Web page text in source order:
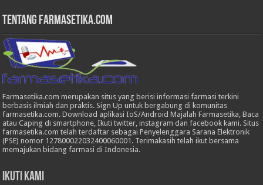
Tentang Farmasetika.com
Farmasetika.com merupakan situs yang berisi informasi farmasi terkini
berbasis ilmiah dan praktis. Sign Up untuk bergabung di komunitas
farmasetika.com. Download aplikasi IoS/Android Majalah Farmasetika, Baca
atau Caping di smartphone, Ikuti twitter, instagram dan facebook kami. Situs
farmasetika.com telah terdaftar sebagai Penyelenggara Sarana Elektronik
(PSE) nomor 127800022032400060001. Terimakasih telah ikut bersama
memajukan bidang farmasi di Indonesia.
Ikuti Kami